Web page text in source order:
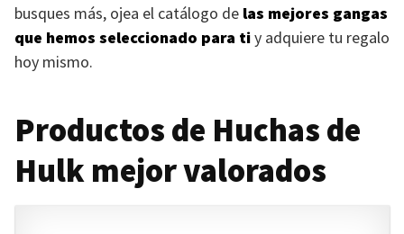
busques más, ojea el catálogo de las mejores gangas
que hemos seleccionado para tiy adquiere tu regalo
hoy mismo.
Productos de Huchas de
Hulk mejor valorados